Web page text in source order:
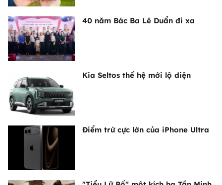
40 năm Bác Ba Lê Duẩn đi xa
Kia Seltos thế hệ mới lộ diện
Điểm trừ cực lớn của iPhone Ultra